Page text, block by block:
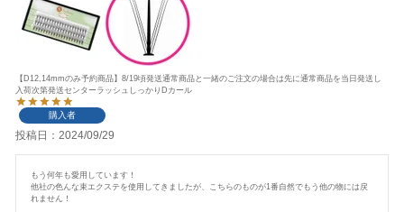
【D12,14mmのみ予約商品】8/19頃発送通常商品と一緒のご注文の場合は先に通常商品を当日発送し
入荷次第発送センターラッシュしっかりDカール
購入者
投稿日 2024/09/29
もう何年も愛用しています！
他社の色んな束エクステを使用してきましたが、こちらのものが1番自然でもう他の物には戻
れません！